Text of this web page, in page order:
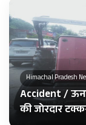
Himachal Pradesh
Accident /
की जोरदार